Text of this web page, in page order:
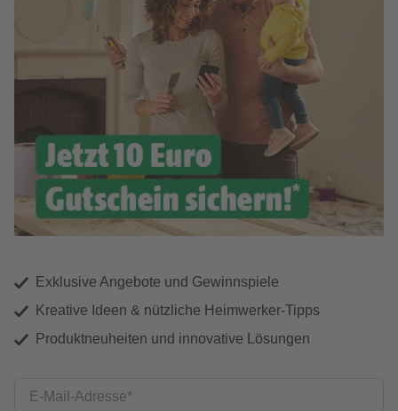
Exklusive Angebote und Gewinnspiele
Kreative Ideen & nützliche Heimwerker-Tipps
Produktneuheiten und innovative Lösungen
E-Mail-Adresse